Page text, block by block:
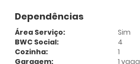
Dependências
Área Serviço:
Sim
BWC Social:
4
Cozinha:
1
Garagem:
1 vaga